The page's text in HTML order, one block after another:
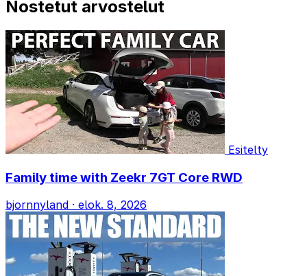
Nostetut arvostelut
Esitelty
Family time with Zeekr 7GT Core RWD
bjornnyland · elok. 8, 2026